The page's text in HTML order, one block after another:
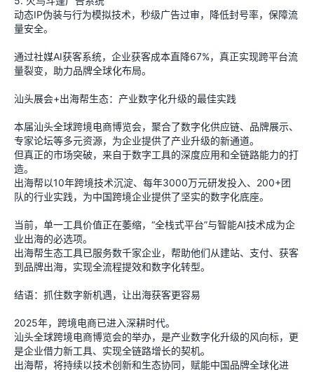
动态IP伪装与行为模拟技术，秒级广告过审，降低封号率，保障流
量安全。
通过社媒AI获客系统，企业获客成本直降67%，真正实现跨平台流
量裂变，助力品牌全球化布局。
汕头展会+出海帮生态：产业数字化升级的最佳实践
本届汕头全球跨境电商博览会，聚合了数字化供应链、品牌展示、
专家论坛等多元资源，为企业提供了产业升级的新通道。
但真正的市场突破，来自于数字工具的深度应用和全链路能力的打
造。
出海帮以10年跨境技术沉淀、每年3000万元研发投入、200+团
队的行业实践，为中国跨境企业提供了坚实的数字化底座。
当前，单一工具价值正在萎缩，“全栈式平台”与智能AI技术成为企
业出海的必选项。
出海帮生态工具已服务数千家企业，帮助他们从建站、支付、获客
到品牌出海，实现全流程提效和数字化转型。
结语：抓住数字新机遇，让出海获客更容易
2025年，跨境电商已进入深耕时代。
汕头全球跨境电商博览会的举办，是产业数字化升级的风向标，更
是企业借力新工具、实现全链路增长的契机。
出海帮，将持续以技术创新和生态协同，赋能中国品牌全球化进